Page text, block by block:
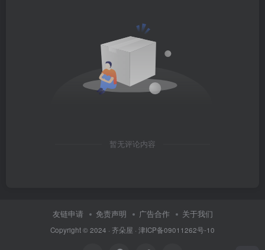
暂无评论内容
友链申请 免责声明 广告合作 关于我们
Copyright © 2024 · 齐朵屋 · 津ICP备09011262号-10